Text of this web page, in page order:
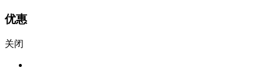
优惠
关闭